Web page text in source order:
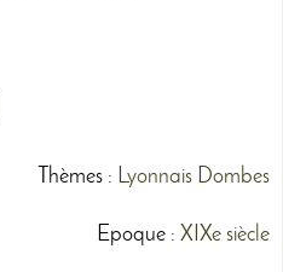
Thèmes: Lyonnais Dombes
Epoque : XIXe siècle